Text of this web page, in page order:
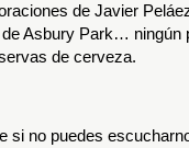
de Javier
Asbury Park… ningún
de cerveza.
si no puedes